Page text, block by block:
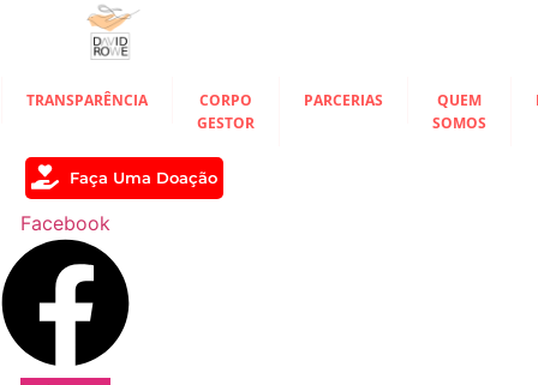
conteúdo
TRANSPARÊNCIA
CORPO
GESTOR
PARCERIAS
QUEM
SOMOS
Faça Uma Doação
Facebook